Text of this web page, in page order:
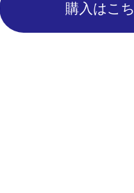
購入はこ